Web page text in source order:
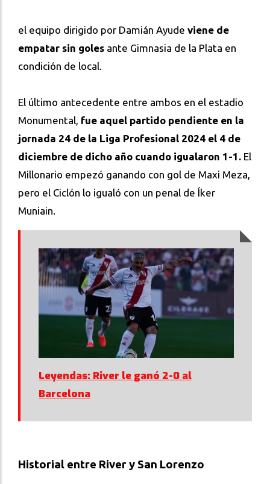
el equipo dirigido por Damián Ayude viene de
empatar sin goles ante Gimnasia de la Plata en
condición de local.
El último antecedente entre ambos en el estadio
Monumental, fue aquel partido pendiente en la
jornada 24 de la Liga Profesional 2024 el 4 de
diciembre de dicho año cuando igualaron 1-1. El
Millonario empezó ganando con gol de Maxi Meza,
pero el Ciclón lo igualó con un penal de Íker
Muniain.
Leyendas: River le ganó 2-0 al
Barcelona
Historial entre River y San Lorenzo